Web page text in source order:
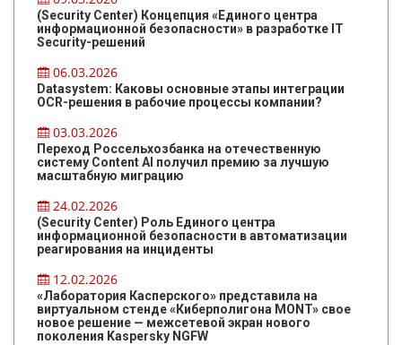
(Security Center) Концепция «Единого центра
информационной безопасности» в разработке IT
Security-решений
06.03.2026
Datasystem: Каковы основные этапы интеграции
OCR-решения в рабочие процессы компании?
03.03.2026
Переход Россельхозбанка на отечественную
систему Content AI получил премию за лучшую
масштабную миграцию
24.02.2026
(Security Center) Роль Единого центра
информационной безопасности в автоматизации
реагирования на инциденты
12.02.2026
«Лаборатория Касперского» представила на
виртуальном стенде «Киберполигона MONT» свое
новое решение — межсетевой экран нового
поколения Kaspersky NGFW